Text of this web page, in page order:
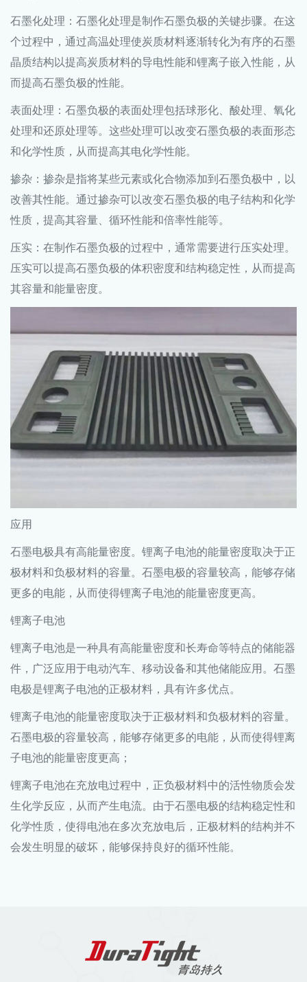
石墨化处理：石墨化处理是制作石墨负极的关键步骤。在这
个过程中，通过高温处理使炭质材料逐渐转化为有序的石墨
晶质结构以提高炭质材料的导电性能和锂离子嵌入性能，从
而提高石墨负极的性能。
表面处理：石墨负极的表面处理包括球形化、酸处理、氧化
处理和还原处理等。这些处理可以改变石墨负极的表面形态
和化学性质，从而提高其电化学性能。
掺杂：掺杂是指将某些元素或化合物添加到石墨负极中，以
改善其性能。通过掺杂可以改变石墨负极的电子结构和化学
性质，提高其容量、循环性能和倍率性能等。
压实：在制作石墨负极的过程中，通常需要进行压实处理。
压实可以提高石墨负极的体积密度和结构稳定性，从而提高
其容量和能量密度。
应用
石墨电极具有高能量密度。锂离子电池的能量密度取决于正
极材料和负极材料的容量。石墨电极的容量较高，能够存储
更多的电能，从而使得锂离子电池的能量密度更高。
锂离子电池
锂离子电池是一种具有高能量密度和长寿命等特点的储能器
件，广泛应用于电动汽车、移动设备和其他储能应用。石墨
电极是锂离子电池的正极材料，具有许多优点。
锂离子电池的能量密度取决于正极材料和负极材料的容量。
石墨电极的容量较高，能够存储更多的电能，从而使得锂离
子电池的能量密度更高；
锂离子电池在充放电过程中，正负极材料中的活性物质会发
生化学反应，从而产生电流。由于石墨电极的结构稳定性和
化学性质，使得电池在多次充放电后，正极材料的结构并不
会发生明显的破坏，能够保持良好的循环性能。